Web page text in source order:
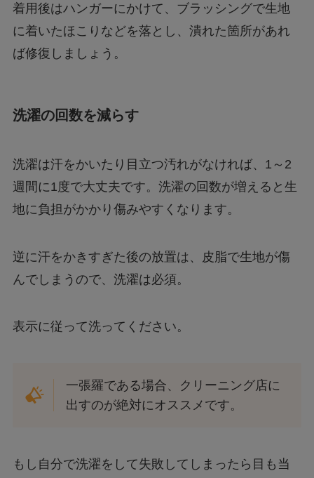
着用後はハンガーにかけて、ブラッシングで生地
に着いたほこりなどを落とし、潰れた箇所があれ
ば修復しましょう。
洗濯の回数を減らす
洗濯は汗をかいたり目立つ汚れがなければ、1～2
週間に1度で大丈夫です。洗濯の回数が増えると生
地に負担がかかり傷みやすくなります。
逆に汗をかきすぎた後の放置は、皮脂で生地が傷
んでしまうので、洗濯は必須。
表示に従って洗ってください。
一張羅である場合、クリーニング店に
出すのが絶対にオススメです。
もし自分で洗濯をして失敗してしまったら目も当